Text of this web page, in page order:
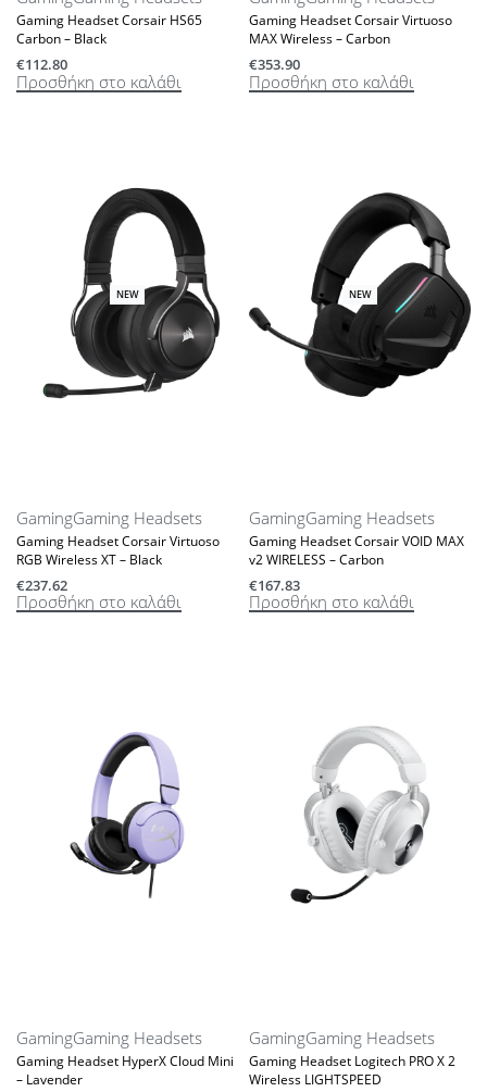
Gaming Headset Corsair HS65
Carbon – Black
€112.80
Προσθήκη στο καλάθι
Gaming Headset Corsair Virtuoso
MAX Wireless – Carbon
€353.90
Προσθήκη στο καλάθι
NEW
GamingGaming Headsets
Gaming Headset Corsair Virtuoso
RGB Wireless XT – Black
€237.62
Προσθήκη στο καλάθι
NEW
GamingGaming Headsets
Gaming Headset Corsair VOID MAX
v2 WIRELESS – Carbon
€167.83
Προσθήκη στο καλάθι
GamingGaming Headsets
Gaming Headset HyperX Cloud Mini
– Lavender
GamingGaming Headsets
Gaming Headset Logitech PRO X 2
Wireless LIGHTSPEED